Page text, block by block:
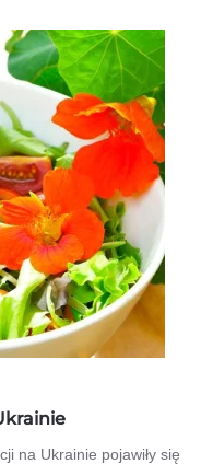
na Ukrainie pojawiły się